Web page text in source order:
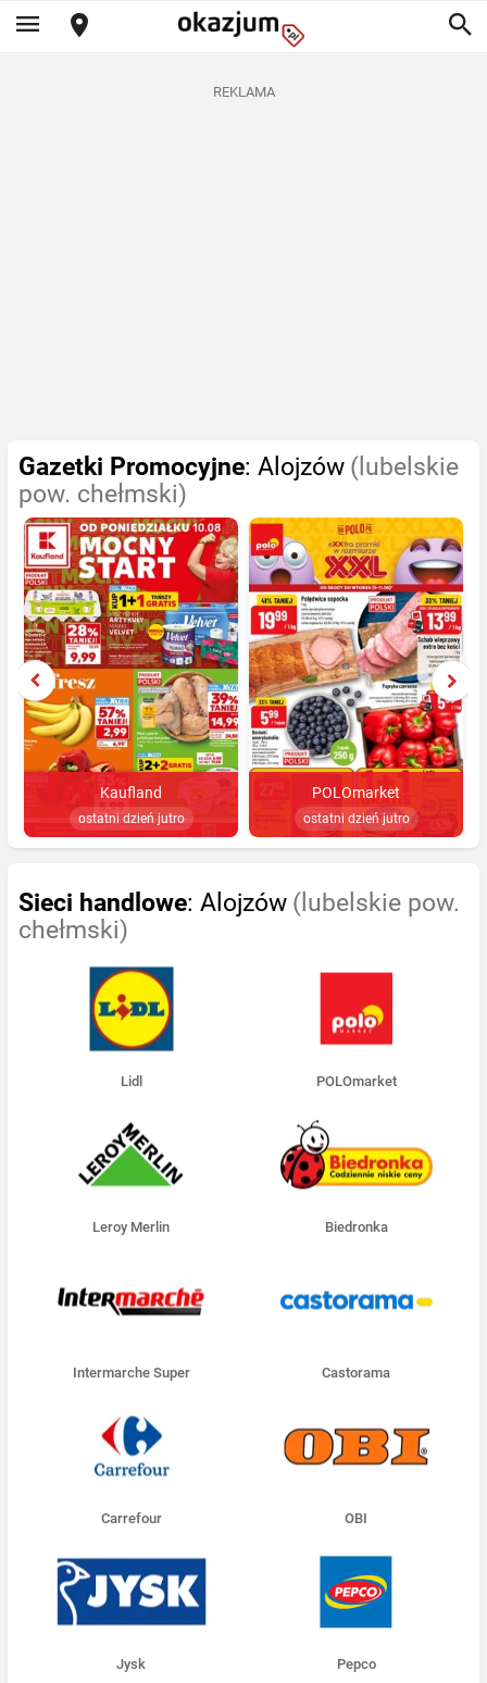
REKLAMA
Gazetki Promocyjne: Alojzów (lubelskie
pow. chełmski)
Kaufland
ostatni dzień jutro
POLOmarket
ostatni dzień jutro
Sieci handlowe: Alojzów (lubelskie pow.
chełmski)
Lidl POLOmarket
Leroy Merlin Biedronka
Intermarche Super Castorama
Carrefour OBI
Jysk Pepco